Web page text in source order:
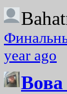
year ago
Вова